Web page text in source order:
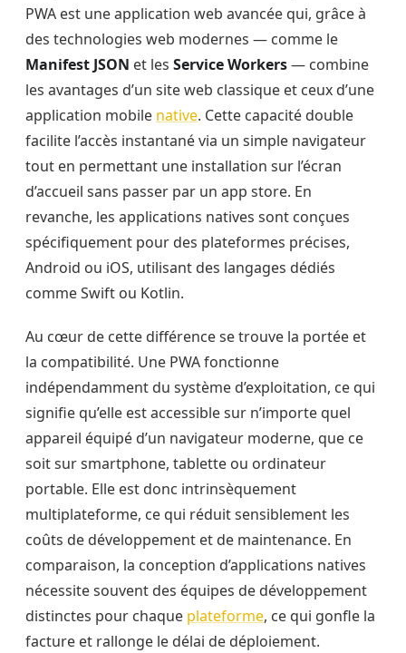
PWA est une application web avancée qui, grâce à
des technologies web modernes — comme le
Manifest JSON et les Service Workers— combine
les avantages d’un site web classique et ceux d’une
application mobile native. Cette capacité double
facilite l’accès instantané via un simple navigateur
tout en permettant une installation sur l’écran
d’accueil sans passer par un app store. En
revanche, les applications natives sont conçues
spécifiquement pour des plateformes précises,
Android ou iOS, utilisant des langages dédiés
comme Swift ou Kotlin.
Au cœur de cette différence se trouve la portée et
la compatibilité. Une PWA fonctionne
indépendamment du système d’exploitation, ce qui
signifie qu’elle est accessible sur n’importe quel
appareil équipé d’un navigateur moderne, que ce
soit sur smartphone, tablette ou ordinateur
portable. Elle est donc intrinsèquement
multiplateforme, ce qui réduit sensiblement les
coûts de développement et de maintenance. En
comparaison, la conception d’applications natives
nécessite souvent des équipes de développement
distinctes pour chaque plateforme, ce qui gonfle la
facture et rallonge le délai de déploiement.